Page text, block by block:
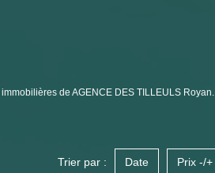
de AGENCE DES TILLEULS Royan.
Trier par : Date Prix -/+